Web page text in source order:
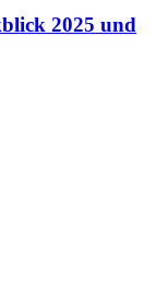
2025 und